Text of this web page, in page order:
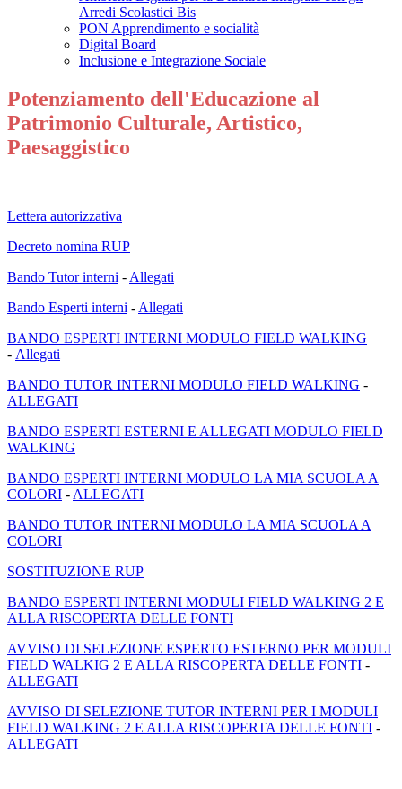
Arredi Scolastici Bis
PON Apprendimento e socialità
Digital Board
Inclusione e Integrazione Sociale
Potenziamento dell'Educazione al
Patrimonio Culturale, Artistico,
Paesaggistico
Lettera autorizzativa
Decreto nomina RUP
Bando Tutor interni - Allegati
Bando Esperti interni - Allegati
BANDO ESPERTI INTERNI MODULO FIELD WALKING
- Allegati
BANDO TUTOR INTERNI MODULO FIELD WALKING -
ALLEGATI
BANDO ESPERTI ESTERNI E ALLEGATI MODULO FIELD
WALKING
BANDO ESPERTI INTERNI MODULO LA MIA SCUOLA A
COLORI - ALLEGATI
BANDO TUTOR INTERNI MODULO LA MIA SCUOLA A
COLORI
SOSTITUZIONE RUP
BANDO ESPERTI INTERNI MODULI FIELD WALKING 2 E
ALLA RISCOPERTA DELLE FONTI
AVVISO DI SELEZIONE ESPERTO ESTERNO PER MODULI
FIELD WALKIG 2 E ALLA RISCOPERTA DELLE FONTI -
ALLEGATI
AVVISO DI SELEZIONE TUTOR INTERNI PER I MODULI
FIELD WALKING 2 E ALLA RISCOPERTA DELLE FONTI -
ALLEGATI